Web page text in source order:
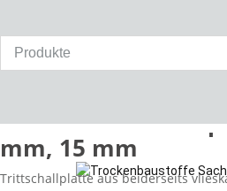
SAKRET
mm, 15 mm
Trittschallplatte aus beiderseits